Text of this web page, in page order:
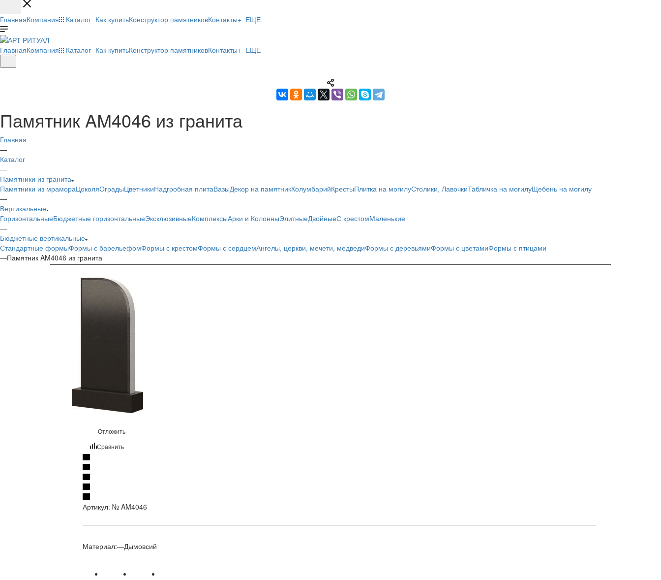
ГлавнаяКомпания Каталог Как купитьКонструктор памятниковКонтакты+ ЕЩЕ
ГлавнаяКомпания Каталог Как купитьКонструктор памятниковКонтакты+ ЕЩЕ
Памятник AM4046 из гранита
Главная
—
Каталог
—
Памятники из гранита
Памятники из мрамораЦоколяОградыЦветникиНадгробная плитаВазыДекор на памятникКолумбарийКрестыПлитка на могилуСтолики, ЛавочкиТабличка на могилуЩебень на могилу
—
Вертикальные
ГоризонтальныеБюджетные горизонтальныеЭксклюзивныеКомплексыАрки и КолонныЭлитныеДвойныеС крестомМаленькие
—
Бюджетные вертикальные
Стандартные формыФормы с барельефомФормы с крестомФормы с сердцемАнгелы, церкви, мечети, медведиФормы с деревьямиФормы с цветамиФормы с птицами
—Памятник AM4046 из гранита
Отложить
Сравнить
Артикул: № AM4046
Материал:—Дымовсий